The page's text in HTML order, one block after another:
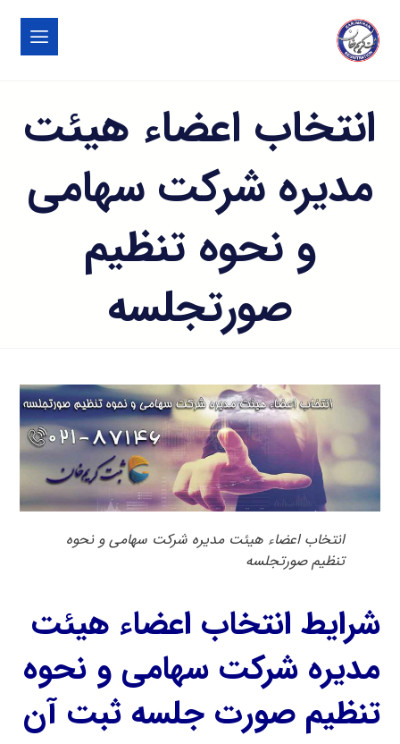
انتخاب اعضاء هیئت
مدیره شرکت سهامی
و نحوه تنظیم
صورتجلسه
انتخاب اعضاء هیئت مدیره شرکت سهامی و نحوه
تنظیم صورتجلسه
شرایط انتخاب اعضاء هیئت
مدیره شرکت سهامی و نحوه
تنظیم صورت جلسه ثبت آن